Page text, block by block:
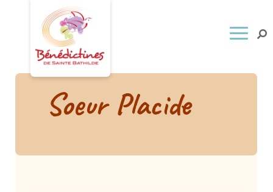
Soeur Placide